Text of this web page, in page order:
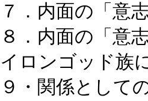
７．内面の「意
８．内面の「意
イロンゴッド族
９・関係として